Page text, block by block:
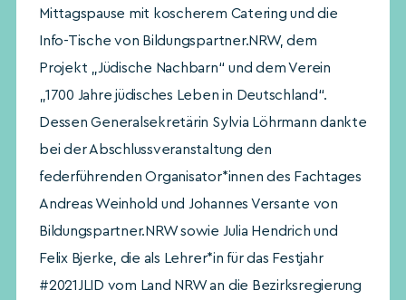
Mittagspause mit koscherem Catering und die
Info-Tische von Bildungspartner.NRW, dem
Projekt „Jüdische Nachbarn“ und dem Verein
„1700 Jahre jüdisches Leben in Deutschland“.
Dessen Generalsekretärin Sylvia Löhrmann dankte
bei der Abschlussveranstaltung den
federführenden Organisator*innen des Fachtages
Andreas Weinhold und Johannes Versante von
Bildungspartner.NRW sowie Julia Hendrich und
Felix Bjerke, die als Lehrer*in für das Festjahr
#2021JLID vom Land NRW an die Bezirksregierung